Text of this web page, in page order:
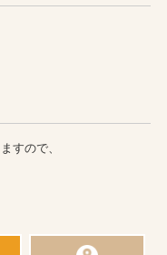
すので、